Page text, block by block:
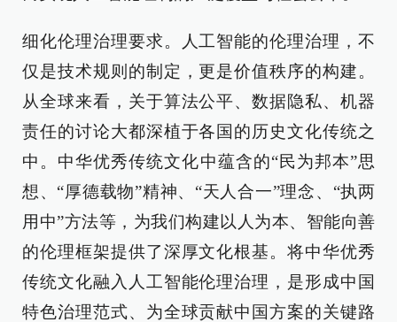
细化伦理治理要求。人工智能的伦理治理，不
仅是技术规则的制定，更是价值秩序的构建。
从全球来看，关于算法公平、数据隐私、机器
责任的讨论大都深植于各国的历史文化传统之
中。中华优秀传统文化中蕴含的“民为邦本”思
想、“厚德载物”精神、“天人合一”理念、“执两
用中”方法等，为我们构建以人为本、智能向善
的伦理框架提供了深厚文化根基。将中华优秀
传统文化融入人工智能伦理治理，是形成中国
特色治理范式、为全球贡献中国方案的关键路